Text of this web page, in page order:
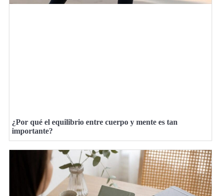
¿Por qué el equilibrio entre cuerpo y mente es tan
importante?